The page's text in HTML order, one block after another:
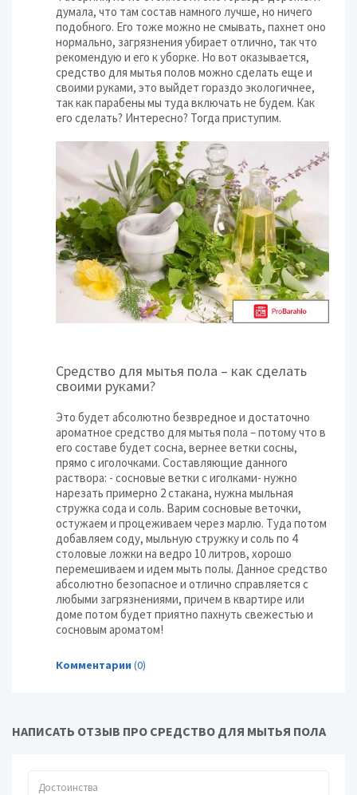
думала, что там состав намного лучше, но ничего
подобного. Его тоже можно не смывать, пахнет оно
нормально, загрязнения убирает отлично, так что
рекомендую и его к уборке. Но вот оказывается,
средство для мытья полов можно сделать еще и
своими руками, это выйдет гораздо экологичнее,
так как парабены мы туда включать не будем. Как
его сделать? Интересно? Тогда приступим.
Средство для мытья пола – как сделать
своими руками?
Это будет абсолютно безвредное и достаточно
ароматное средство для мытья пола – потому что в
его составе будет сосна, вернее ветки сосны,
прямо с иголочками. Составляющие данного
раствора: - сосновые ветки с иголками- нужно
нарезать примерно 2 стакана, нужна мыльная
стружка сода и соль. Варим сосновые веточки,
остужаем и процеживаем через марлю. Туда потом
добавляем соду, мыльную стружку и соль по 4
столовые ложки на ведро 10 литров, хорошо
перемешиваем и идем мыть полы. Данное средство
абсолютно безопасное и отлично справляется с
любыми загрязнениями, причем в квартире или
доме потом будет приятно пахнуть свежестью и
сосновым ароматом!
Комментарии (0)
НАПИСАТЬ ОТЗЫВ ПРО СРЕДСТВО ДЛЯ МЫТЬЯ ПОЛА